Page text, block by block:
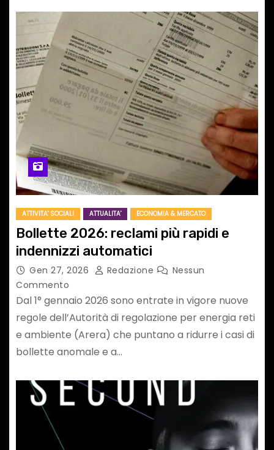
ATTIVITA' SOCIALI ATTUALITA' ECONOMIA & MERCATO
Bollette 2026: reclami più rapidi e
indennizzi automatici
Gen 27, 2026 Redazione
Nessun
Commento
Dal 1° gennaio 2026 sono entrate in vigore nuove
regole dell’Autorità di regolazione per energia reti
e ambiente (Arera) che puntano a ridurre i casi di
bollette anomale e a…